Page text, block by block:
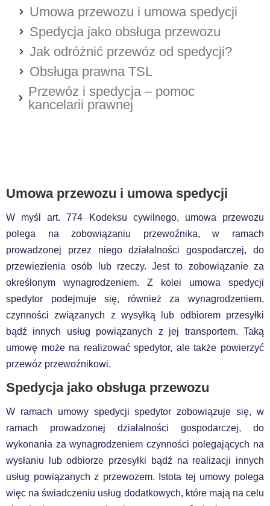
Umowa przewozu i umowa spedycji
Spedycja jako obsługa przewozu
Jak odróżnić przewóz od spedycji?
Obsługa prawna TSL
Przewóz i spedycja – pomoc
kancelarii prawnej
Umowa przewozu i umowa spedycji
W myśl art. 774 Kodeksu cywilnego, umowa przewozu
polega na zobowiązaniu przewoźnika, w ramach
prowadzonej przez niego działalności gospodarczej, do
przewiezienia osób lub rzeczy. Jest to zobowiązanie za
określonym wynagrodzeniem. Z kolei umowa spedycji
spedytor podejmuje się, również za wynagrodzeniem,
czynności związanych z wysyłką lub odbiorem przesyłki
bądź innych usług powiązanych z jej transportem. Taką
umowę może na realizować spedytor, ale także powierzyć
przewóz przewoźnikowi.
Spedycja jako obsługa przewozu
W ramach umowy spedycji spedytor zobowiązuje się, w
ramach prowadzonej działalności gospodarczej, do
wykonania za wynagrodzeniem czynności polegających na
wysłaniu lub odbiorze przesyłki bądź na realizacji innych
usług powiązanych z przewozem. Istota tej umowy polega
więc na świadczeniu usług dodatkowych, które mają na celu